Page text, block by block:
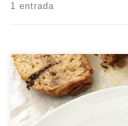
1 entrada